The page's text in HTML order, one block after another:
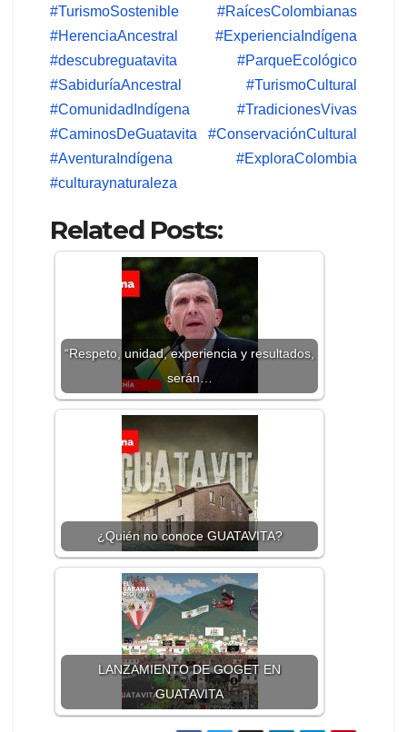
#TurismoSostenible
#RaícesColombianas
#HerenciaAncestral
#ExperienciaIndígena
#descubreguatavita
#ParqueEcológico
#SabiduríaAncestral
#TurismoCultural
#ComunidadIndígena
#TradicionesVivas
#CaminosDeGuatavita
#ConservaciónCultural
#AventuraIndígena
#ExploraColombia
#culturaynaturaleza
Related Posts:
“Respeto, unidad, experiencia y resultados,
serán…
¿Quién no conoce GUATAVITA?
LANZAMIENTO DE GOGET EN
GUATAVITA